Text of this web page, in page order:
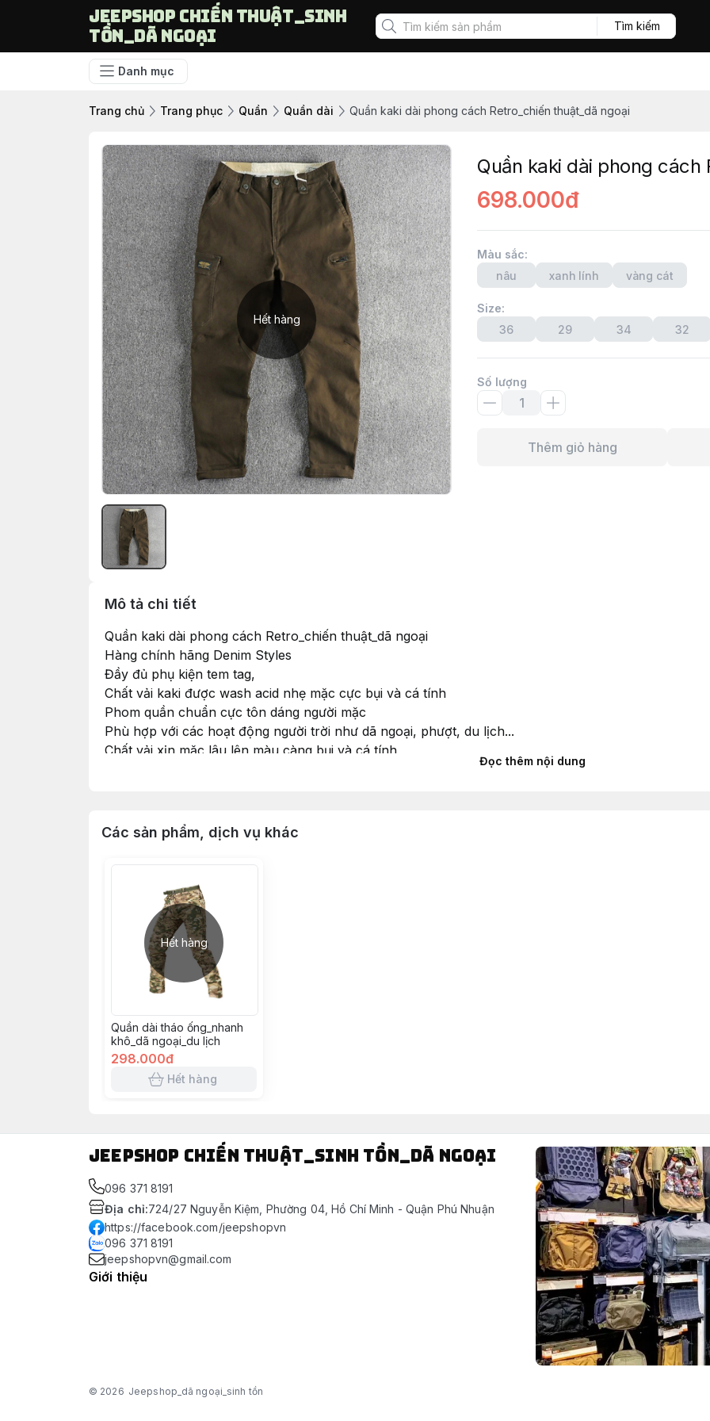
Jeepshop chiến thuật_sinh
tồn_dã ngoại
Tìm kiếm
Danh mục
Trang chủ Trang phục Quần Quần dài Quần kaki dài phong cách Retro_chiến thuật_dã ngoại
Hết hàng
Quần kaki dài phong cách
698.000đ
Màu sắc:
nâu
xanh lính vàng cát
Size:
36
29 34 32
Số lượng
Thêm giỏ hàng
Mô tả chi tiết
Quần kaki dài phong cách Retro_chiến thuật_dã ngoại
Hàng chính hãng Denim Styles
Đầy đủ phụ kiện tem tag,
Chất vải kaki được wash acid nhẹ mặc cực bụi và cá tính
Phom quần chuẩn cực tôn dáng người mặc
Phù hợp với các hoạt động người trời như dã ngoại, phượt, du lịch...
Chất vải xịn mặc lâu lên màu càng bụi và cá tính
#quan #quandai #quankaki #dangoai #phuot #pant #tactical #chienthuat #dulich #kaki
Đọc thêm nội dung
Các sản phẩm, dịch vụ khác
Hết hàng
Quần dài tháo ống_nhanh
khô_dã ngoại_du lịch
298.000đ
Hết hàng
Jeepshop chiến thuật_sinh tồn_dã ngoại
096 371 8191
Địa chỉ:724/27 Nguyễn Kiệm, Phường 04, Hồ Chí Minh - Quận Phú Nhuận
https://facebook.com/jeepshopvn
096 371 8191
jeepshopvn@gmail.com
Giới thiệu
© 2026 Jeepshop_dã ngoại_sinh tồn